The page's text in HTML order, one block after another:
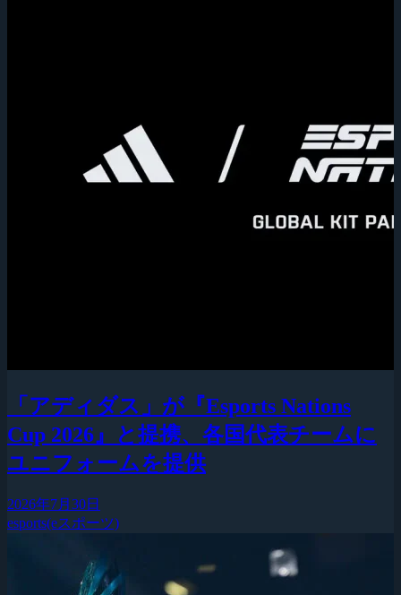
「アディダス」が『Esports Nations
Cup 2026』と提携、各国代表チームに
ユニフォームを提供
2026年7月30日
esports(eスポーツ)